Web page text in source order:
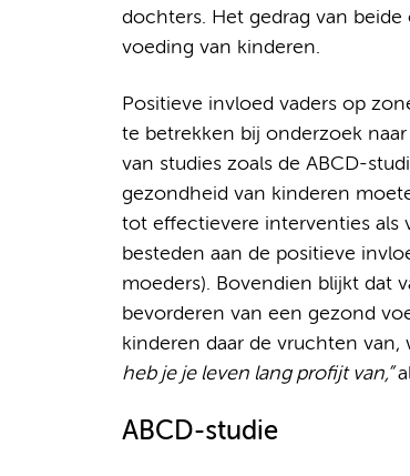
dochters. Het gedrag van
voeding van kinderen.
Positieve invloed vaders op
te betrekken bij onderzoek
van studies zoals de ABCD-
gezondheid van kinderen
tot effectievere interventies als
besteden aan de positieve
moeders). Bovendien blijkt dat
bevorderen van een gezond
kinderen daar de vruchten van,
heb je je leven lang profijt van,”
ABCD-studie